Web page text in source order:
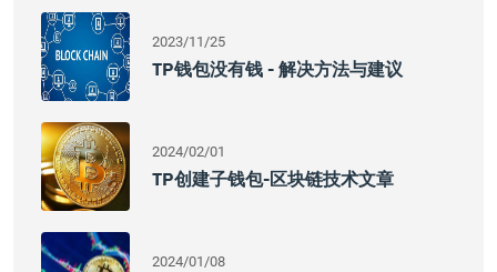
2023/11/25
TP钱包没有钱 - 解决方法与建议
2024/02/01
TP创建子钱包-区块链技术文章
2024/01/08